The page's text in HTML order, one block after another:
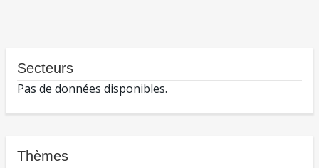
Secteurs
Pas de données disponibles.
Thèmes